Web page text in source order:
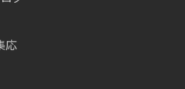
応